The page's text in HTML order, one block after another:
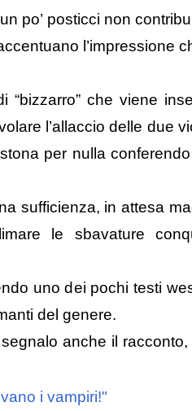
po’ posticci non
l’impressione
“bizzarro” che viene
l’allaccio delle due
per nulla
sufficienza, in attesa
le sbavature
uno dei pochi testi
del genere.
anche il
i vampiri!"